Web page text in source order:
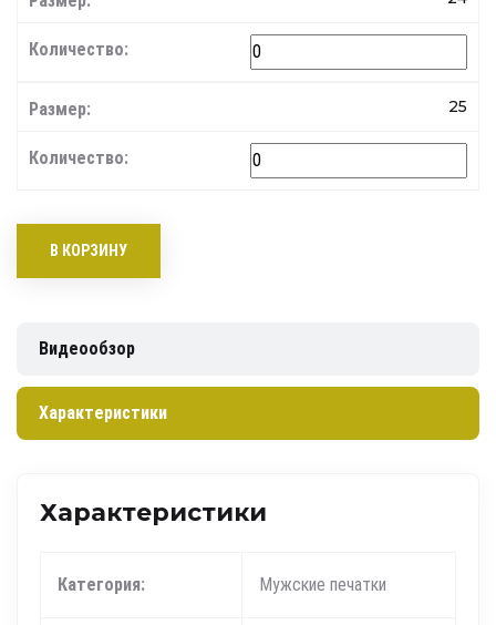
25
В КОРЗИНУ
Видеообзор
Характеристики
Характеристики
Категория: Мужские печатки